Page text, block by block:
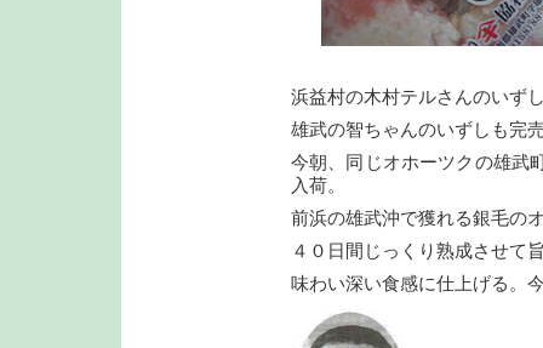
浜益村の木村テルさんのいず
雄武の智ちゃんのいずしも完
今朝、同じオホーツクの雄武
入荷。
前浜の雄武沖で獲れる銀毛の
４０日間じっくり熟成させて
味わい深い食感に仕上げる。